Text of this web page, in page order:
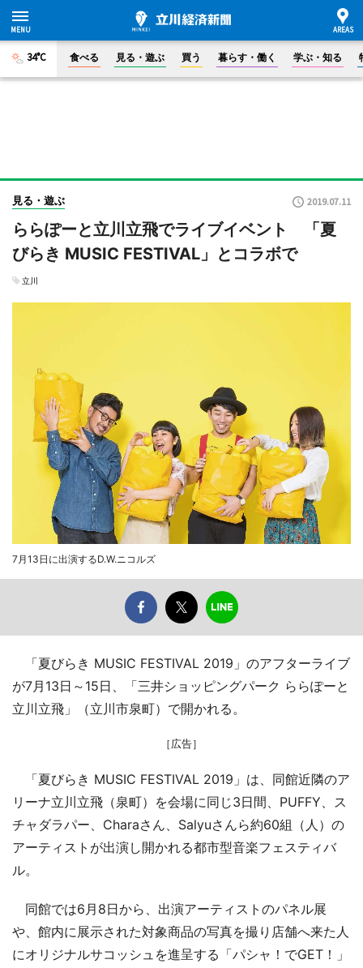
34°C 食べる 見る・遊ぶ 買う 暮らす・働く 学ぶ・知る
見る・遊ぶ 2019.07.11
ららぽーと立川立飛でライブイベント 「夏
びらき MUSIC FESTIVAL」とコラボで
立川
7月13日に出演するD.W.ニコルズ
「夏びらき MUSIC FESTIVAL 2019」のアフターライブ
が7月13日～15日、「三井ショッピングパーク ららぽーと
立川立飛」（立川市泉町）で開かれる。
［広告］
「夏びらき MUSIC FESTIVAL 2019」は、同館近隣のア
リーナ立川立飛（泉町）を会場に同じ3日間、PUFFY、ス
チャダラパー、Charaさん、Salyuさんら約60組（人）の
アーティストが出演し開かれる都市型音楽フェスティバ
ル。
同館では6月8日から、出演アーティストのパネル展
や、館内に展示された対象商品の写真を撮り店舗へ来た人
にオリジナルサコッシュを進呈する「パシャ！でGET！」